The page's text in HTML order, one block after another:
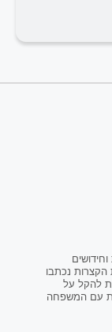
נכתבו
להקל על
עם המשפחה